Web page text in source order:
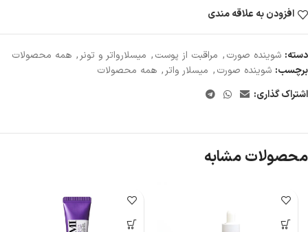
افزودن به علاقه مندی
دسته: شوينده صورت, مراقبت از پوست, ميسلارواتر و تونر , همه محصولات
برچسب: شوینده صورت, میسلار واتر , همه محصولات
اشتراک گذاری:
محصولات مشابه